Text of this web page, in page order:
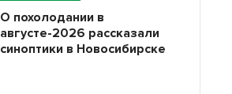
О похолодании в
августе-2026 рассказали
синоптики в Новосибирске